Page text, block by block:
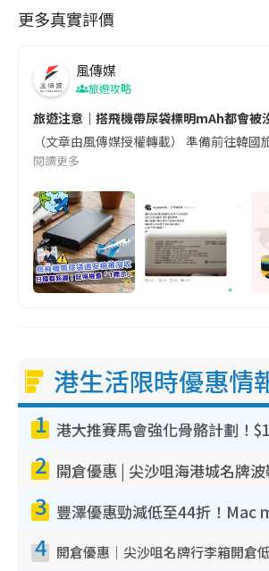
更多真實評價
風傳媒
旅遊攻略
旅遊注意｜搭飛機帶尿袋標明mAh都會被
（文章由風傳媒授權轉載） 準備前往韓
閱讀更多
港生活限時優惠情
1
2
3
4